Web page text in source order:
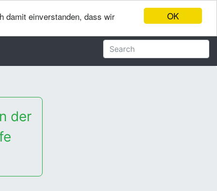
OK
damit einverstanden, dass wir
der